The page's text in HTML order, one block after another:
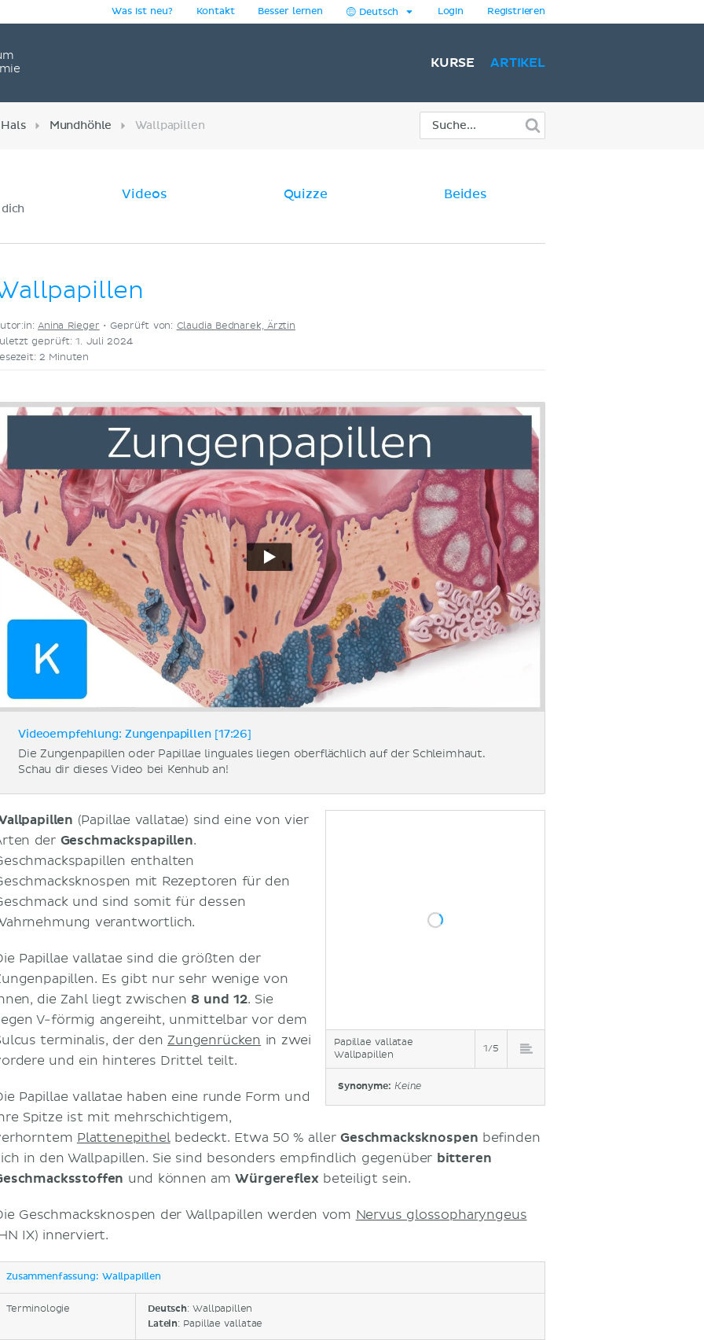
Was ist neu? Kontakt Besser lernen Deutsch Login Registrieren
KURSE ARTIKEL
Mundhöhle Wallpapillen
Videos Quizze Beides
Anina Rieger •Geprüft von: Claudia Bednarek, Ärztin
geprüft: 1. Juli 2024
2 Minuten
Videoempfehlung: Zungenpapillen [17:26]
Die Zungenpapillen oder Papillae linguales liegen oberflächlich auf der Schleimhaut.
Schau dir dieses Video bei Kenhub an!
Papillae vallatae
Wallpapillen
1/5
Synonyme: Keine
(Papillae vallatae) sind eine von vier
der Geschmackspapillen.
enthalten
mit Rezeptoren für den
und sind somit für dessen
verantwortlich.
Papillae vallatae sind die größten der
Es gibt nur sehr wenige von
die Zahl liegt zwischen 8 und 12. Sie
V-förmig angereiht, unmittelbar vor dem
terminalis, der denZungenrücken in zwei
und ein hinteres Drittel teilt.
Papillae vallatae haben eine runde Form und
Spitze ist mit mehrschichtigem,
Plattenepithelbedeckt. Etwa 50 % allerGeschmacksknospen befinden
in den Wallpapillen. Sie sind besonders empfindlich gegenüber bitteren
und können amWürgereflexbeteiligt sein.
Geschmacksknospen der Wallpapillen werden vom Nervus glossopharyngeus
IX) innerviert.
Zusammenfassung: Wallpapillen
Terminologie Deutsch: Wallpapillen
Latein: Papillae vallatae